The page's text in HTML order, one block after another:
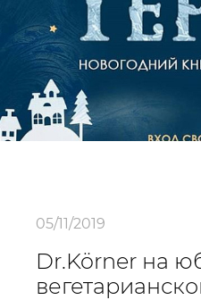
05/11/2019
Dr.Körner на